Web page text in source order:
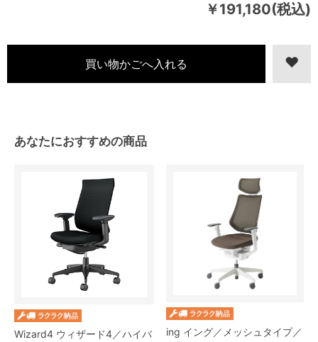
￥191,180(税込)
あなたにおすすめの商品
Wizard4 ウィザード4／ハイバ
ing イング／メッシュタイプ／